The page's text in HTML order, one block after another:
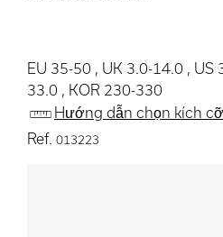
EU 35-50 , UK 3.0-14.0 , US
33.0 , KOR 230-330
Hướng dẫn chọn kích cỡ
Ref. 013223